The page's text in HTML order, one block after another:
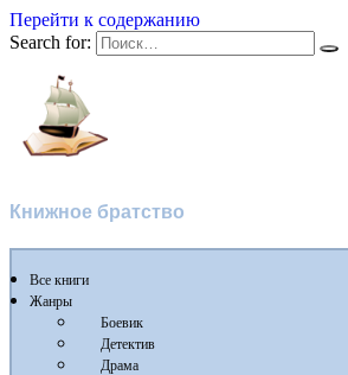
Перейти к содержанию
Search for:
Книжное братство
Все книги
Жанры
Боевик
Детектив
Драма